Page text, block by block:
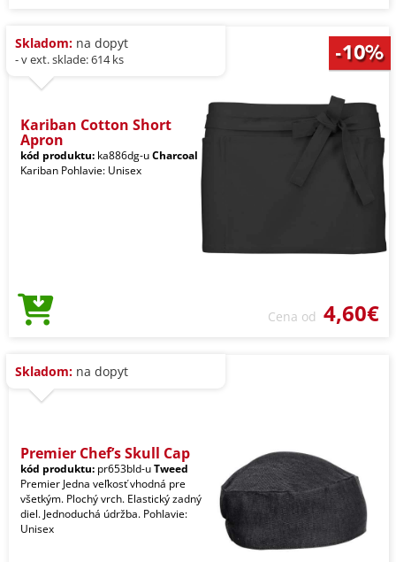
Skladom: na dopyt
- v ext. sklade: 614 ks
Kariban Cotton Short
Apron
kód produktu: ka886dg-uCharcoal
Kariban Pohlavie: Unisex
Cena od 4,60€
Skladom: na dopyt
Premier Chef’s Skull Cap
kód produktu: pr653bld-uTweed
Premier Jedna veľkosť vhodná pre
všetkým. Plochý vrch. Elastický zadný
diel. Jednoduchá údržba. Pohlavie:
Unisex